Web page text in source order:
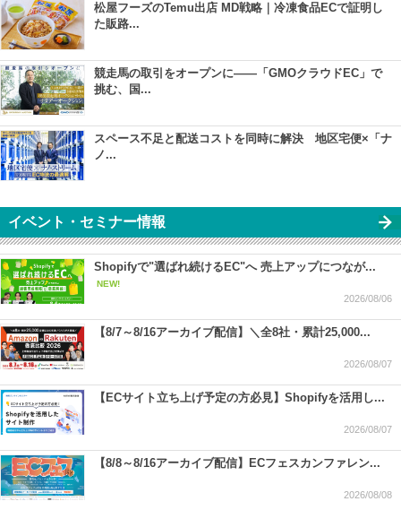
松屋フーズのTemu出店 MD戦略｜冷凍食品ECで証明し
た販路...
競走馬の取引をオープンに――「GMOクラウドEC」で
挑む、国...
スペース不足と配送コストを同時に解決 地区宅便×「ナ
ノ...
イベント・セミナー情報
Shopifyで"選ばれ続けるEC"へ 売上アップにつなが...
NEW!
2026/08/06
【8/7～8/16アーカイブ配信】＼全8社・累計25,000...
2026/08/07
【ECサイト立ち上げ予定の方必見】Shopifyを活用し...
2026/08/07
【8/8～8/16アーカイブ配信】ECフェスカンファレン...
2026/08/08